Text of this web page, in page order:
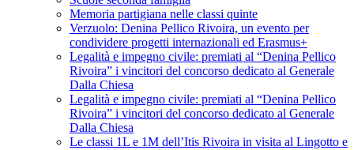
Memoria partigiana nelle classi quinte
Verzuolo: Denina Pellico Rivoira, un evento per
condividere progetti internazionali ed Erasmus+
Legalità e impegno civile: premiati al “Denina Pellico
Rivoira” i vincitori del concorso dedicato al Generale
Dalla Chiesa
Legalità e impegno civile: premiati al “Denina Pellico
Rivoira” i vincitori del concorso dedicato al Generale
Dalla Chiesa
Le classi 1L e 1M dell’Itis Rivoira in visita al Lingotto e